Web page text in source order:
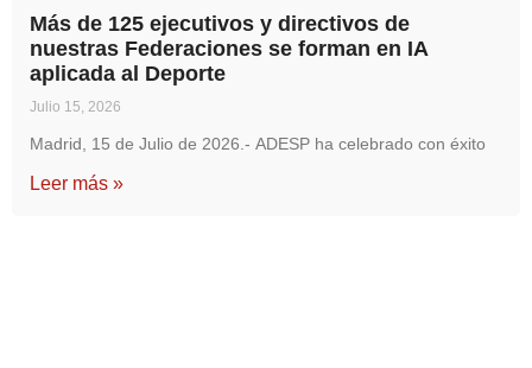
Más de 125 ejecutivos y directivos de
nuestras Federaciones se forman en IA
aplicada al Deporte
Julio 15, 2026
Madrid, 15 de Julio de 2026.- ADESP ha celebrado con éxito
Leer más »